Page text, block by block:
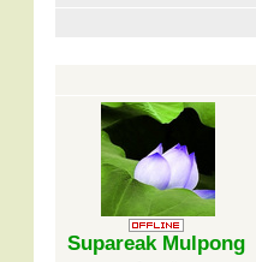
Supareak Mulpong